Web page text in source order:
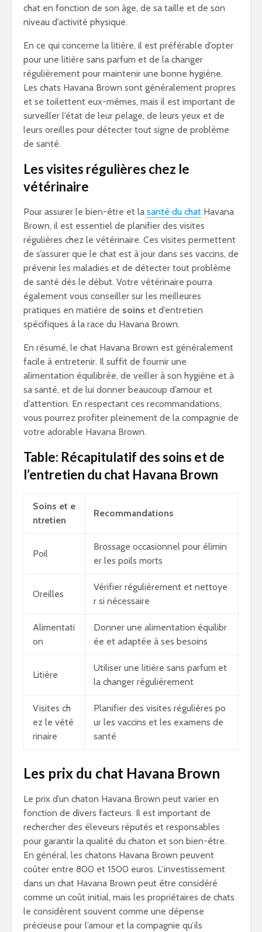
chat en fonction de son âge, de sa taille et de son
niveau d’activité physique.
En ce qui concerne la litière, il est préférable d’opter
pour une litière sans parfum et de la changer
régulièrement pour maintenir une bonne hygiène.
Les chats Havana Brown sont généralement propres
et se toilettent eux-mêmes, mais il est important de
surveiller l’état de leur pelage, de leurs yeux et de
leurs oreilles pour détecter tout signe de problème
de santé.
Les visites régulières chez le
vétérinaire
Pour assurer le bien-être et la santé du chat Havana
Brown, il est essentiel de planifier des visites
régulières chez le vétérinaire. Ces visites permettent
de s’assurer que le chat est à jour dans ses vaccins, de
prévenir les maladies et de détecter tout problème
de santé dès le début. Votre vétérinaire pourra
également vous conseiller sur les meilleures
pratiques en matière de soins et d’entretien
spécifiques à la race du Havana Brown.
En résumé, le chat Havana Brown est généralement
facile à entretenir. Il suffit de fournir une
alimentation équilibrée, de veiller à son hygiène et à
sa santé, et de lui donner beaucoup d’amour et
d’attention. En respectant ces recommandations,
vous pourrez profiter pleinement de la compagnie de
votre adorable Havana Brown.
Table: Récapitulatif des soins et de
l’entretien du chat Havana Brown
Soins et e
ntretien
Recommandations
Poil
Brossage occasionnel pour élimin
er les poils morts
Oreilles
Vérifier régulièrement et nettoye
r si nécessaire
Alimentati
on
Donner une alimentation équilibr
ée et adaptée à ses besoins
Litière
Utiliser une litière sans parfum et
la changer régulièrement
Visites ch
ez le vété
rinaire
Planifier des visites régulières po
ur les vaccins et les examens de
santé
Les prix du chat Havana Brown
Le prix d’un chaton Havana Brown peut varier en
fonction de divers facteurs. Il est important de
rechercher des éleveurs réputés et responsables
pour garantir la qualité du chaton et son bien-être.
En général, les chatons Havana Brown peuvent
coûter entre 800 et 1500 euros. L’investissement
dans un chat Havana Brown peut être considéré
comme un coût initial, mais les propriétaires de chats
le considèrent souvent comme une dépense
précieuse pour l’amour et la compagnie qu’ils